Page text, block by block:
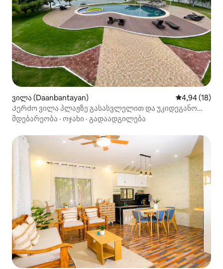
ვილა (Daanbantayan) საშუალო
4,94 (18)
Კერძო ვილა პლაჟზე გასასვლელით და უკიდეგანო
აუზით
მდებარეობა · ოჯახი · გადაადგილება